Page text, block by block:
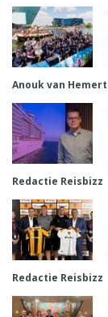
Anouk van Hemert
Redactie Reisbizz
Redactie Reisbizz